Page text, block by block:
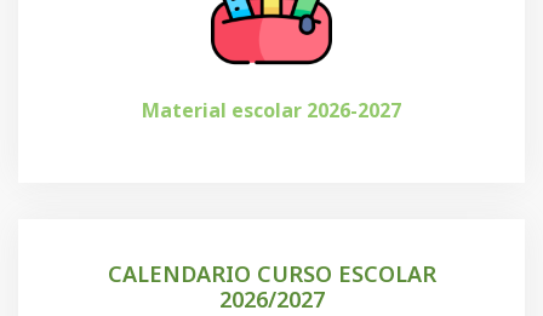
Material escolar 2026-2027
CALENDARIO CURSO ESCOLAR
2026/2027